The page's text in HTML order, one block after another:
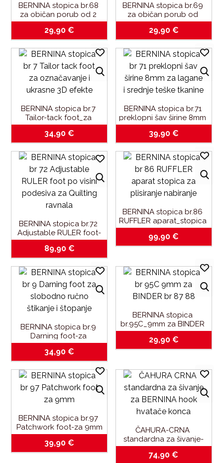
BERNINA stopica br.68
za običan porub od 2
mm sa ravnim i cik-cak
bodom
29,90 €
BERNINA stopica br.69
za običan porub od
4mm sa ravnim i cik-cak
bodom
29,90 €
BERNINA stopica br.7
Tailor-tack foot_za
označavanje i ukrasne
3D efekte
34,90 €
BERNINA stopica br.71
preklopni šav širine 8mm
za lagane i srednje teške
tkanine
39,90 €
BERNINA stopica br.72
Adjustable RULER foot-
po visini podesiva za
Quilting ravnala
89,90 €
BERNINA stopica br.86
RUFFLER aparat_stopica
za plisiranje-nabiranje
99,90 €
BERNINA stopica br.9
Darning foot-za
slobodno-ručno štikanje
i štopanje
34,90 €
BERNINA stopica
br.95C_9mm za BINDER
br.87_88
29,90 €
BERNINA stopica br.97
Patchwork foot-za 9mm
39,90 €
ČAHURA-CRNA
standardna za šivanje-
za BERNINA hook
hvatače konca
74,90 €